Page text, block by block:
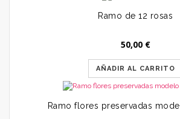
Ramo de 12 rosas
50,00 €
AÑADIR AL CARRITO
Ramo flores preservadas